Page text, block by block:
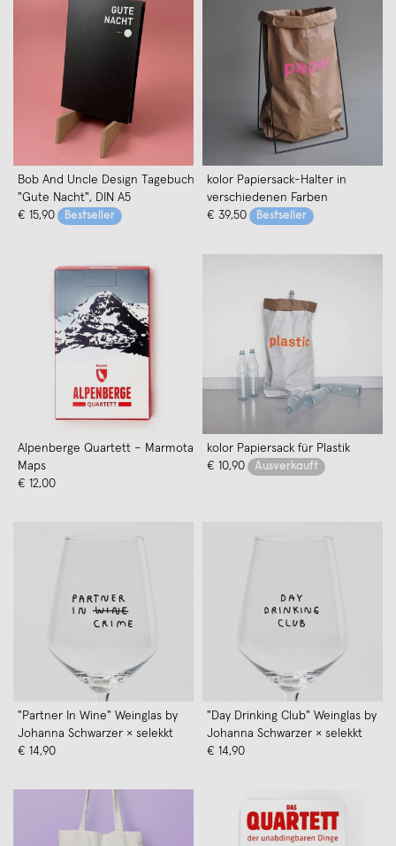
Bob And Uncle Design Tagebuch
"Gute Nacht", DIN A5
€ 15,90
Bestseller
kolor Papiersack-Halter in
verschiedenen Farben
€ 39,50
Bestseller
Alpenberge Quartett – Marmota
Maps
€ 12,00
kolor Papiersack für Plastik
€ 10,90
Ausverkauft
"Partner In Wine" Weinglas by
Johanna Schwarzer × selekkt
€ 14,90
"Day Drinking Club" Weinglas by
Johanna Schwarzer × selekkt
€ 14,90